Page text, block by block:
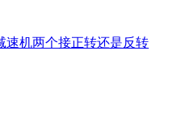
速机两个接正转还是反转